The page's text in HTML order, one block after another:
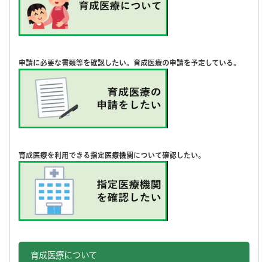
申請に必要な書類等を確認したい。育成医療の申請を予定している。
育成医療を利用できる指定医療機関について確認したい。
育成医療について